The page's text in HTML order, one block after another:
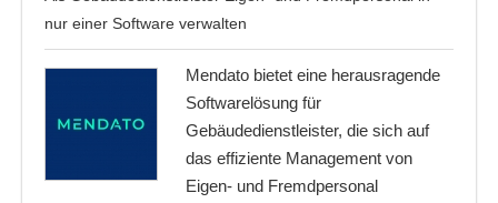
nur einer Software verwalten
Mendato bietet eine herausragende
Softwarelösung für
Gebäudedienstleister, die sich auf
das effiziente Management von
Eigen- und Fremdpersonal